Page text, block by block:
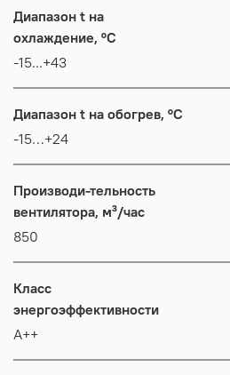
Диапазон t на
охлаждение, °C
-15...+43
Диапазон t на обогрев, °C
-15…+24
Производи-тельность
вентилятора, м³/час
850
Класс
энергоэффективности
А++